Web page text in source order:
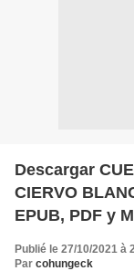
Descargar
CIERVO
EPUB, PDF y
Publié le 27/10/2021 à
Par cohungeck